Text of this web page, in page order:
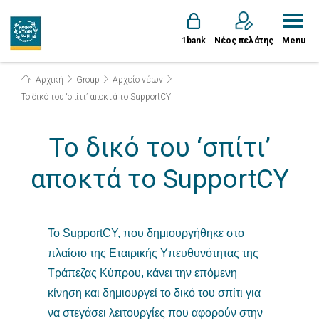
1bank Νέος πελάτης Menu
Αρχική Group
Αρχείο νέων
Το δικό του ‘σπίτι’ αποκτά το SupportCY
Το δικό του ‘σπίτι’
αποκτά το SupportCY
Το SupportCY, που δημιουργήθηκε στο
πλαίσιο της Εταιρικής Υπευθυνότητας της
Τράπεζας Κύπρου, κάνει την επόμενη
κίνηση και δημιουργεί το δικό του σπίτι για
να στεγάσει λειτουργίες που αφορούν στην